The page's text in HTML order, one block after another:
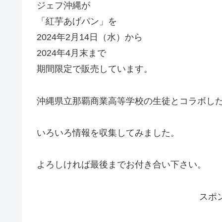
ジェフ沖縄が
「紅芋あげパン」を
2024年2月14日（水）から
2024年4月末まで
期間限定で販売しています。
沖縄県立那覇商業高等学校の生徒とコラボした
いろいろ情報を収集してみました。
よろしければ最後までお付き合い下さい。
スポ